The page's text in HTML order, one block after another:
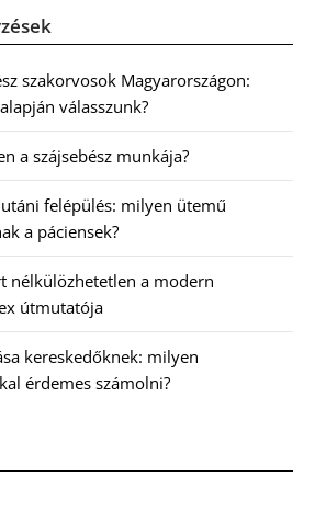
szakorvosok Magyarországon:
válasszunk?
a szájsebész munkája?
felépülés: milyen ütemű
a páciensek?
nélkülözhetetlen a modern
útmutatója
kereskedőknek: milyen
érdemes számolni?